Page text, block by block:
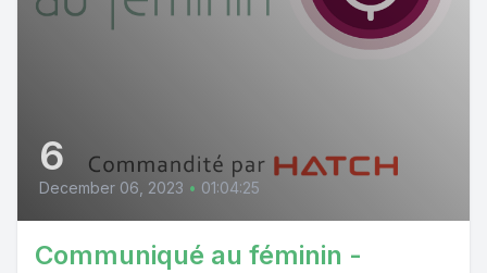
6
December 06, 2023 • 01:04:25
Communiqué au féminin -